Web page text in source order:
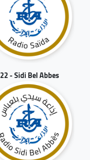
22 - Sidi Bel Abbes